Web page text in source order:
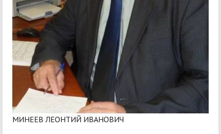
МИНЕЕВ ЛЕОНТИЙ ИВАНОВИЧ